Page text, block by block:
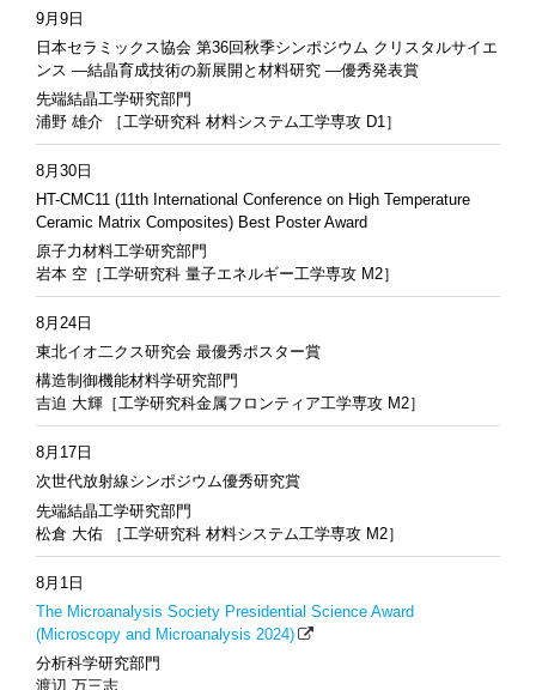
9月9日
日本セラミックス協会 第36回秋季シンポジウム クリスタルサイエ
ンス ―結晶育成技術の新展開と材料研究 ―優秀発表賞
先端結晶工学研究部門
浦野 雄介 ［工学研究科 材料システム工学専攻 D1］
8月30日
HT-CMC11 (11th International Conference on High Temperature
Ceramic Matrix Composites) Best Poster Award
原子力材料工学研究部門
岩本 空［工学研究科 量子エネルギー工学専攻 M2］
8月24日
東北イオ二クス研究会 最優秀ポスター賞
構造制御機能材料学研究部門
吉迫 大輝［工学研究科金属フロンティア工学専攻 M2］
8月17日
次世代放射線シンポジウム優秀研究賞
先端結晶工学研究部門
松倉 大佑 ［工学研究科 材料システム工学専攻 M2］
8月1日
The Microanalysis Society Presidential Science Award
(Microscopy and Microanalysis 2024)
分析科学研究部門
渡辺 万三志